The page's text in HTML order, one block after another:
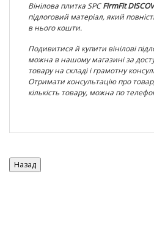
Вінілова плиткаSPCFirmFit
підлоговий матеріал, який
в нього кошти.
Подивитися й купити вінілові
можна в нашому магазині за
товару на складі і грамотну
Отримати консультацію про
кількість товару, можна по